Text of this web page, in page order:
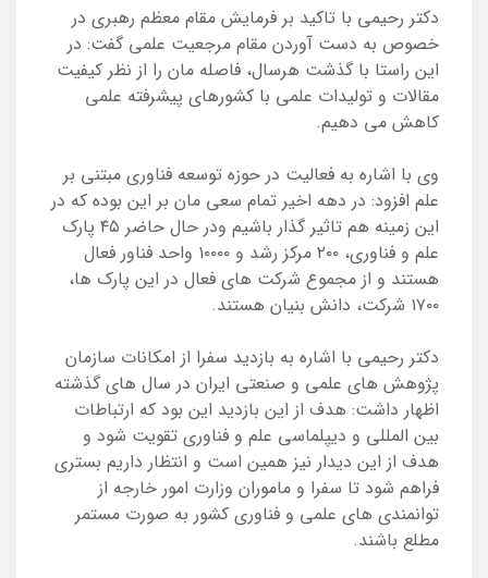
دکتر رحیمی با تاکید بر فرمایش مقام معظم رهبری در
خصوص به دست آوردن مقام مرجعیت علمی گفت: در
این راستا با گذشت هرسال، فاصله مان را از نظر کیفیت
مقالات و تولیدات علمی با کشورهای پیشرفته علمی
کاهش می دهیم.
وی با اشاره به فعالیت در حوزه توسعه فناوری مبتنی بر
علم افزود: در دهه اخیر تمام سعی مان بر این بوده که در
این زمینه هم تاثیر گذار باشیم ودر حال حاضر ۴۵ پارک
علم و فناوری، ۲۰۰ مرکز رشد و ۱۰۰۰۰ واحد فناور فعال
هستند و از مجموع شرکت های فعال در این پارک ها،
۱۷۰۰ شرکت، دانش بنیان هستند.
دکتر رحیمی با اشاره به بازدید سفرا از امکانات سازمان
پژوهش های علمی و صنعتی ایران در سال های گذشته
اظهار داشت: هدف از این بازدید این بود که ارتباطات
بین المللی و دیپلماسی علم و فناوری تقویت شود و
هدف از این دیدار نیز همین است و انتظار داریم بستری
فراهم شود تا سفرا و ماموران وزارت امور خارجه از
توانمندی های علمی و فناوری کشور به صورت مستمر
مطلع باشند.